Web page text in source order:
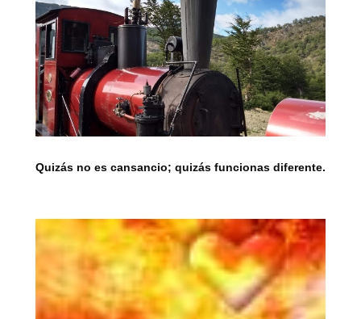
Quizás no es cansancio; quizás funcionas diferente.